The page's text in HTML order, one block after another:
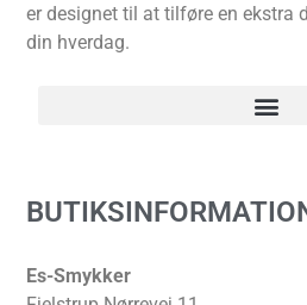
er designet til at tilføre en ekstra
din hverdag.
Es-Smykker